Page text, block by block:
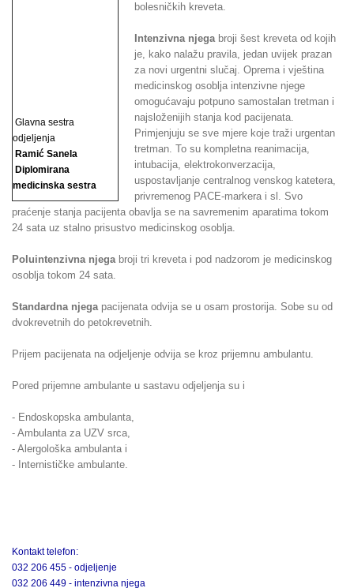
Glavna sestra
odjeljenja
Ramić Sanela
Diplomirana
medicinska sestra
bolesničkih kreveta.
Intenzivna njegabroji šest kreveta od kojih
je, kako nalažu pravila, jedan uvijek prazan
za novi urgentni slučaj. Oprema i vještina
medicinskog osoblja intenzivne njege
omogućavaju potpuno samostalan tretman i
najsloženijih stanja kod pacijenata.
Primjenjuju se sve mjere koje traži urgentan
tretman. To su kompletna reanimacija,
intubacija, elektrokonverzacija,
uspostavljanje centralnog venskog katetera,
privremenog PACE-markera i sl. Svo
praćenje stanja pacijenta obavlja se na savremenim aparatima tokom
24 sata uz stalno prisustvo medicinskog osoblja.
Poluintenzivna njegabroji tri kreveta i pod nadzorom je medicinskog
osoblja tokom 24 sata.
Standardna njegapacijenata odvija se u osam prostorija. Sobe su od
dvokrevetnih do petokrevetnih.
Prijem pacijenata na odjeljenje odvija se kroz prijemnu ambulantu.
Pored prijemne ambulante u sastavu odjeljenja su i
- Endoskopska ambulanta,
- Ambulanta za UZV srca,
- Alergološka ambulanta i
- Internističke ambulante.
Kontakt telefon:
032 206 455 - odjeljenje
032 206 449 - intenzivna njega